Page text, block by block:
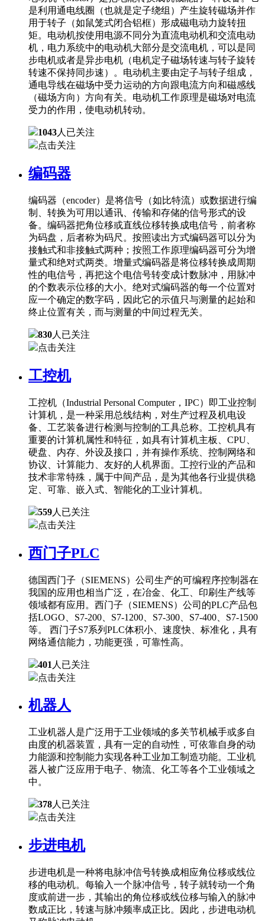
是利用通电线圈（也就是定子绕组）产生旋转磁场并作
用于转子（如鼠笼式闭合铝框）形成磁电动力旋转扭
矩。电动机按使用电源不同分为直流电动机和交流电动
机，电力系统中的电动机大部分是交流电机，可以是同
步电机或者是异步电机（电机定子磁场转速与转子旋转
转速不保持同步速）。电动机主要由定子与转子组成，
通电导线在磁场中受力运动的方向跟电流方向和磁感线
（磁场方向）方向有关。电动机工作原理是磁场对电流
受力的作用，使电动机转动。
1043人已关注
点击关注
编码器
编码器（encoder）是将信号（如比特流）或数据进行编
制、转换为可用以通讯、传输和存储的信号形式的设
备。编码器把角位移或直线位移转换成电信号，前者称
为码盘，后者称为码尺。按照读出方式编码器可以分为
接触式和非接触式两种；按照工作原理编码器可分为增
量式和绝对式两类。增量式编码器是将位移转换成周期
性的电信号，再把这个电信号转变成计数脉冲，用脉冲
的个数表示位移的大小。绝对式编码器的每一个位置对
应一个确定的数字码，因此它的示值只与测量的起始和
终止位置有关，而与测量的中间过程无关。
830人已关注
点击关注
工控机
工控机（Industrial Personal Computer，IPC）即工业控制
计算机，是一种采用总线结构，对生产过程及机电设
备、工艺装备进行检测与控制的工具总称。工控机具有
重要的计算机属性和特征，如具有计算机主板、CPU、
硬盘、内存、外设及接口，并有操作系统、控制网络和
协议、计算能力、友好的人机界面。工控行业的产品和
技术非常特殊，属于中间产品，是为其他各行业提供稳
定、可靠、嵌入式、智能化的工业计算机。
559人已关注
点击关注
西门子PLC
德国西门子（SIEMENS）公司生产的可编程序控制器在
我国的应用也相当广泛，在冶金、化工、印刷生产线等
领域都有应用。西门子（SIEMENS）公司的PLC产品包
括LOGO、S7-200、S7-1200、S7-300、S7-400、S7-1500
等。 西门子S7系列PLC体积小、速度快、标准化，具有
网络通信能力，功能更强，可靠性高。
401 人已关注
点击关注
机器人
工业机器人是广泛用于工业领域的多关节机械手或多自
由度的机器装置，具有一定的自动性，可依靠自身的动
力能源和控制能力实现各种工业加工制造功能。工业机
器人被广泛应用于电子、物流、化工等各个工业领域之
中。
378人已关注
点击关注
步进电机
步进电机是一种将电脉冲信号转换成相应角位移或线位
移的电动机。每输入一个脉冲信号，转子就转动一个角
度或前进一步，其输出的角位移或线位移与输入的脉冲
数成正比，转速与脉冲频率成正比。因此，步进电动机